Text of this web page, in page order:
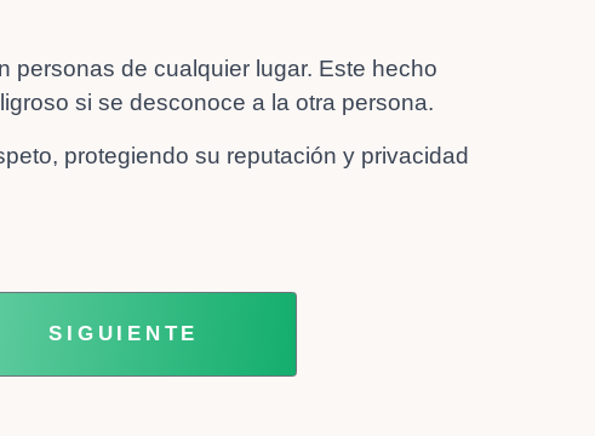
personas de cualquier lugar. Este hecho
si se desconoce a la otra persona.
protegiendo su reputación y privacidad
WEB
ARTÍCULO SIGUIENTE: MIS DATOS,
SIGUIENTE